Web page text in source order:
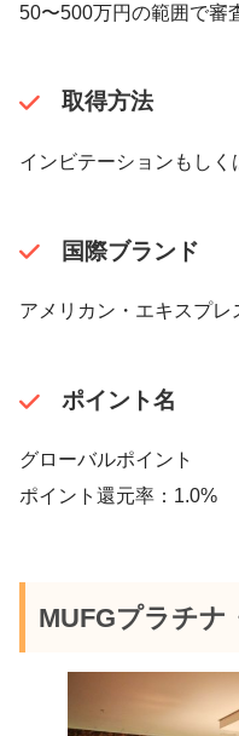
50〜500万円の範囲で審
取得方法
インビテーションもしく
国際ブランド
アメリカン・エキスプレ
ポイント名
グローバルポイント
ポイント還元率：1.0%
MUFGプラチナ